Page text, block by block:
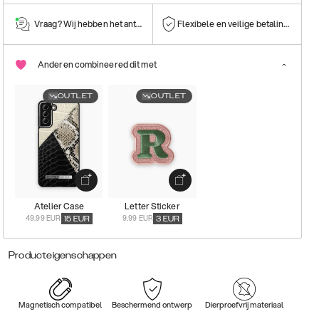
Vraag? Wij hebben het antwoord! Flexibele en veilige betalingen
Anderen combineered dit met
OUTLET
Atelier Case
49.99 EUR 15 EUR
OUTLET
Letter Sticker
9.99 EUR 3 EUR
Producteigenschappen
Magnetisch compatibel Beschermend ontwerp Dierproefvrij materiaal